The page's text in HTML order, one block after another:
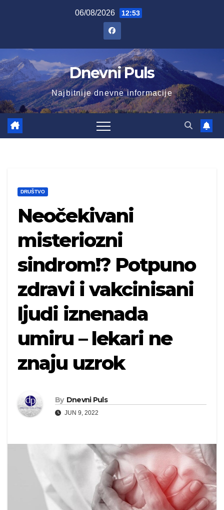
06/08/2026 12:53
Dnevni Puls
Najbitnije dnevne informacije
DRUŠTVO
Neočekivani
misteriozni
sindrom!? Potpuno
zdravi i vakcinisani
ljudi iznenada
umiru – lekari ne
znaju uzrok
By Dnevni Puls
JUN 9, 2022